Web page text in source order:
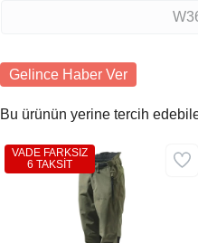
Gelince Haber Ver
Bu ürünün yerine tercih
VADE FARKSIZ
6 TAKSİT